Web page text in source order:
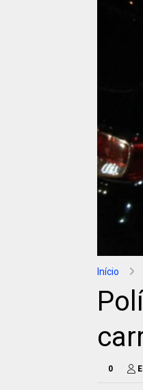
Início
0